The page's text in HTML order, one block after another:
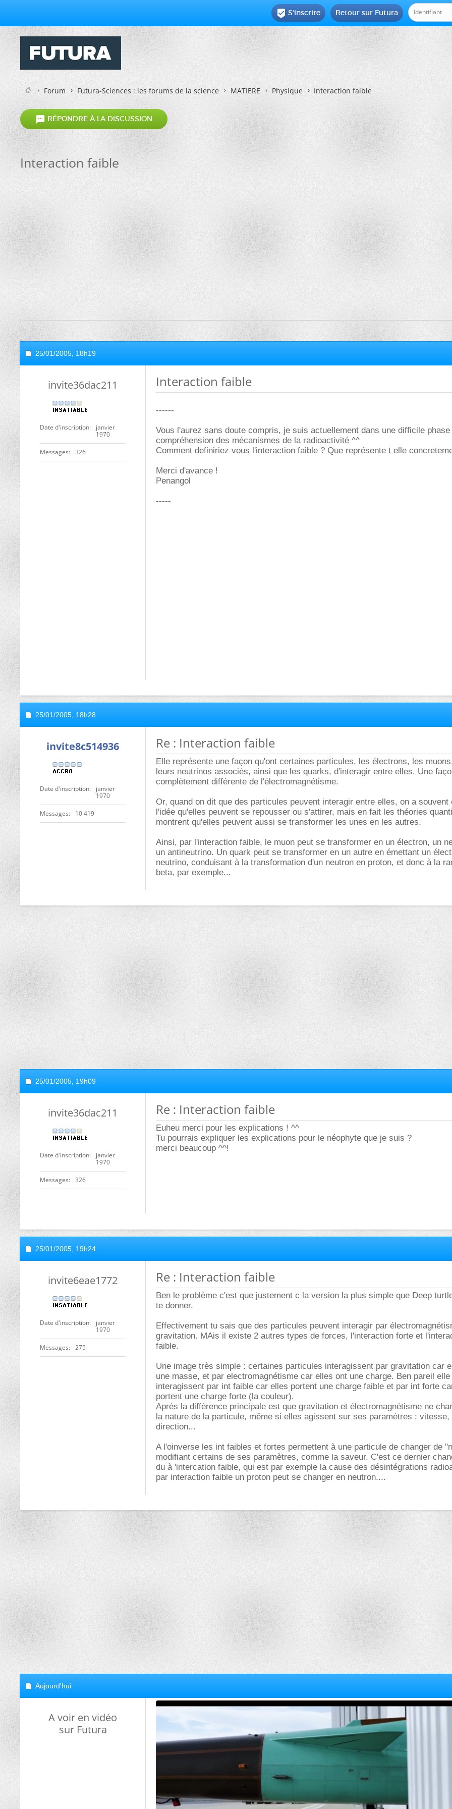
Retour sur Futura
 S'inscrire
Forum Futura-Sciences : les forums de la science MATIERE Physique Interaction faible
 RÉPONDRE À LA DISCUSSION
Interaction faible
25/01/2005, 18h19
invite36dac211
Date d'inscription
janvier
1970
Messages 326
Interaction faible
------
Vous l'aurez sans doute compris, je suis actuellement dans une difficile phase
compréhension des mécanismes de la radioactivité ^^
Comment definiriez vous l'interaction faible ? Que représente t elle
Merci d'avance !
Penangol
-----
25/01/2005, 18h28
invite8c514936
Date d'inscription
janvier
1970
Messages 10 419
Re : Interaction faible
Elle représente une façon qu'ont certaines particules, les électrons, les
leurs neutrinos associés, ainsi que les quarks, d'interagir entre elles. Une
complètement différente de l'électromagnétisme.
Or, quand on dit que des particules peuvent interagir entre elles, on a souvent
l'idée qu'elles peuvent se repousser ou s'attirer, mais en fait les théories
montrent qu'elles peuvent aussi se transformer les unes en les autres.
Ainsi, par l'interaction faible, le muon peut se transformer en un électron, un
un antineutrino. Un quark peut se transformer en un autre en émettant un
neutrino, conduisant à la transformation d'un neutron en proton, et donc à la
beta, par exemple...
25/01/2005, 19h09
invite36dac211
Date d'inscription
janvier
1970
Messages 326
Re : Interaction faible
Euheu merci pour les explications ! ^^
Tu pourrais expliquer les explications pour le néophyte que je suis ?
merci beaucoup ^^!
25/01/2005, 19h24
invite6eae1772
Date d'inscription
janvier
1970
Messages 275
Re : Interaction faible
Ben le problème c'est que justement c la version la plus simple que Deep
te donner.
Effectivement tu sais que des particules peuvent interagir par
gravitation. MAis il existe 2 autres types de forces, l'interaction forte et
faible.
Une image très simple : certaines particules interagissent par gravitation car
une masse, et par electromagnétisme car elles ont une charge. Ben pareil elle
interagissent par int faible car elles portent une charge faible et par int forte
portent une charge forte (la couleur).
Après la différence principale est que gravitation et électromagnétisme ne
la nature de la particule, même si elles agissent sur ses paramètres : vitesse,
direction...
A l'oinverse les int faibles et fortes permettent à une particule de changer de
modifiant certains de ses paramètres, comme la saveur. C'est ce dernier
du à 'intercation faible, qui est par exemple la cause des désintégrations
par interaction faible un proton peut se changer en neutron....
Aujourd'hui
A voir en vidéo
sur Futura